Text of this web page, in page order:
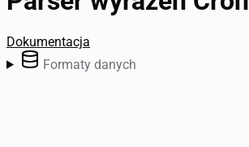
Dokumentacja
Formaty danych